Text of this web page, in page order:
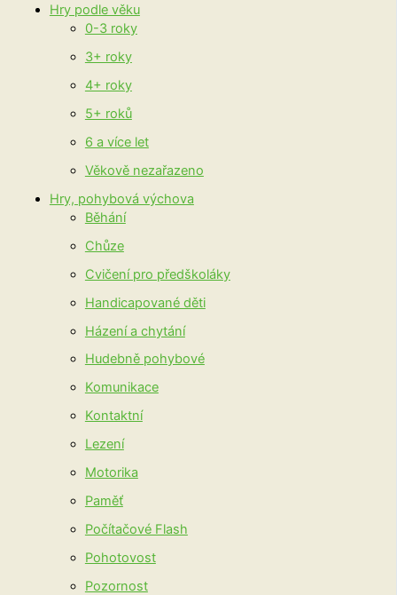
Hry podle věku
0-3 roky
3+ roky
4+ roky
5+ roků
6 a více let
Věkově nezařazeno
Hry, pohybová výchova
Běhání
Chůze
Cvičení pro předškoláky
Handicapované děti
Házení a chytání
Hudebně pohybové
Komunikace
Kontaktní
Lezení
Motorika
Paměť
Počítačové Flash
Pohotovost
Pozornost